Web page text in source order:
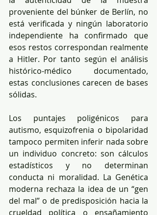
proveniente del búnker de Berlín, no
está verificada y ningún laboratorio
independiente ha confirmado que
esos restos correspondan realmente
a Hitler. Por tanto según el análisis
histórico-médico documentado,
estas conclusiones carecen de bases
sólidas.
Los puntajes poligénicos para
autismo, esquizofrenia o bipolaridad
tampoco permiten inferir nada sobre
un individuo concreto: son cálculos
estadísticos y no determinan
conducta ni moralidad. La Genética
moderna rechaza la idea de un “gen
del mal” o de predisposición hacia la
crueldad política o ensañamiento